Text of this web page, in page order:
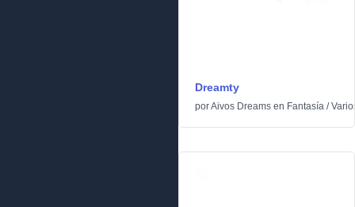
Dreamty
porAivos Dreams en Fantasía /